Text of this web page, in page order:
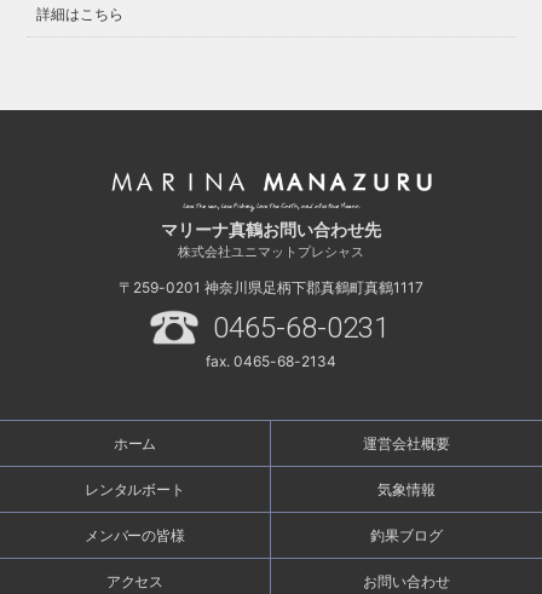
詳細はこちら
マリーナ真鶴お問い合わせ先
株式会社ユニマットプレシャス
〒259-0201 神奈川県足柄下郡真鶴町真鶴1117
0465-68-0231
fax. 0465-68-2134
ホーム 運営会社概要
レンタルボート 気象情報
メンバーの皆様 釣果ブログ
アクセス お問い合わせ